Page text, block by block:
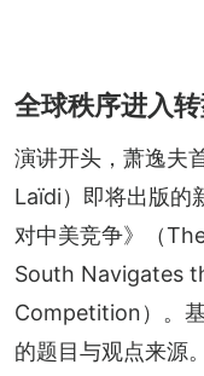
全球秩序进入
演讲开头，萧逸夫
Laïdi）即将出版的
对中美竞争》（
South Navigates
Competition）。
的题目与观点来源。